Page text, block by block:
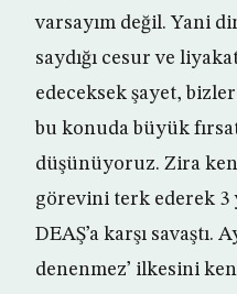
varsayım değil. Yani
saydığı cesur ve
edeceksek şayet,
bu konuda büyük
düşünüyoruz. Zira
görevini terk ederek 3
DEAŞ’a karşı savaştı.
denenmez’ ilkesini